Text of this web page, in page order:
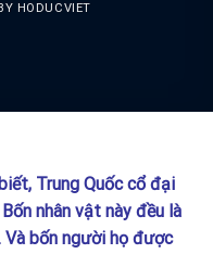
BY HODUCVIET
Trung Quốc cổ đại
nhân vật này đều là
Và bốn người họ được